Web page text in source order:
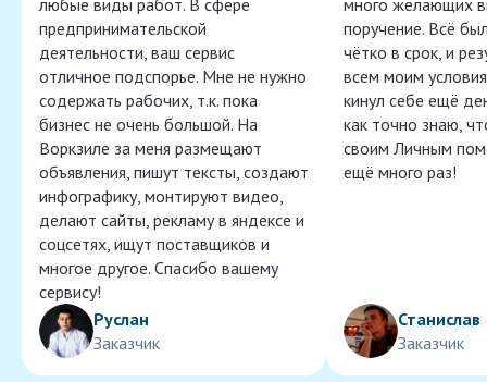
любые виды работ. В сфере
предпринимательской
деятельности, ваш сервис
отличное подспорье. Мне не нужно
содержать рабочих, т.к. пока
бизнес не очень большой. На
Воркзиле за меня размещают
объявления, пишут тексты, создают
инфографику, монтируют видео,
делают сайты, рекламу в яндексе и
соцсетях, ищут поставщиков и
многое другое. Спасибо вашему
сервису!
Руслан
Заказчик
много желающих
поручение. Всё
чётко в срок, и
всем моим
кинул себе ещё
как точно знаю,
своим Личным
ещё много раз!
Станислав
Заказчик